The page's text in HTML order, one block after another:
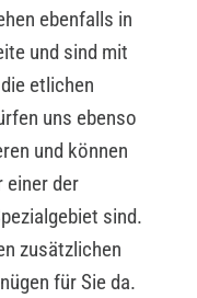
ebenfalls in
und sind mit
etlichen
uns ebenso
und können
einer der
sind.
zusätzlichen
für Sie da.